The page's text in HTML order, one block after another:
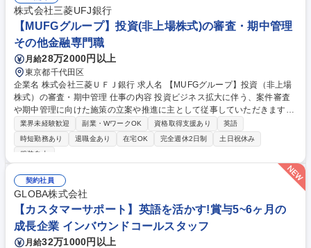
株式会社三菱UFJ銀行
【MUFGグループ】投資(非上場株式)の審査・期中管理
その他金融専門職
月給28万2000円以上
東京都千代田区
企業名 株式会社三菱ＵＦＪ銀行 求人名 【MUFGグループ】投資（非上場
株式）の審査・期中管理 仕事の内容 投資ビジネス拡大に伴う、案件審査
や期中管理に向けた施策の立案や推進に主として従事していただきます。
海外の新興企業への投資を中心に、株式価値評価の妥当性を検証する業務
をお任せします。 【求める人物像】 ・グローバル案件に携わる中で、欧
米亜の審査拠点や営業も含めた海外勤務、部門企画などに興味のある方 ・
し、チームアップして業務を遂行できる方 ・ダイバーシティにあふれる環
境を前向きに楽しめるポジティブさを持った方 募集職種 【MUFGグルー
プ】投資（非上場株式）の審査・期中管理
業界未経験歓迎 副業・WワークOK 資格取得支援あり
英語
時短勤務あり
退職金あり 在宅OK 完全週休2日制
土日祝休み
服装自由
契約社員
GLOBA株式会社
【カスタマーサポート】英語を活かす!賞与5~6ヶ月の
成長企業 インバウンドコールスタッフ
月給32万1000円以上